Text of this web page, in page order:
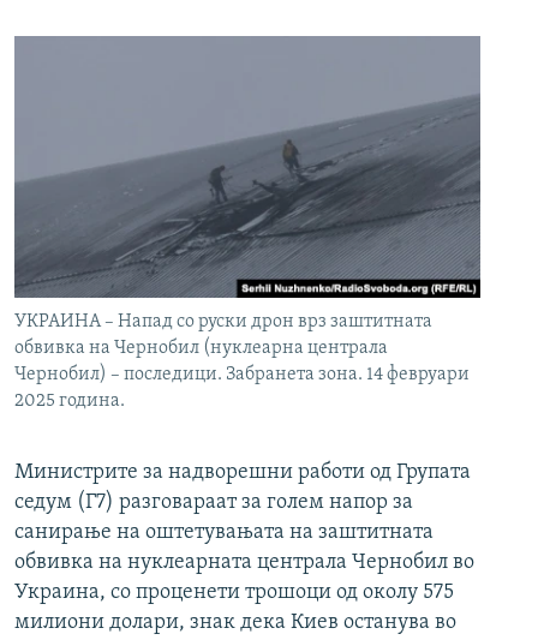
УКРАИНА – Напад со руски дрон врз заштитната
обвивка на Чернобил (нуклеарна централа
Чернобил) – последици. Забранета зона. 14 февруари
2025 година.
Министрите за надворешни работи од Групата
седум (Г7) разговараат за голем напор за
санирање на оштетувањата на заштитната
обвивка на нуклеарната централа Чернобил во
Украина, со проценети трошоци од околу 575
милиони долари, знак дека Киев останува во